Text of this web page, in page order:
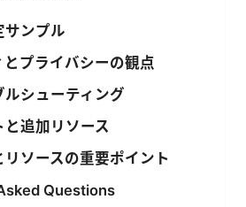
サンプル
とプライバシーの観点
シューティング
追加リソース
リソースの重要ポイント
Questions